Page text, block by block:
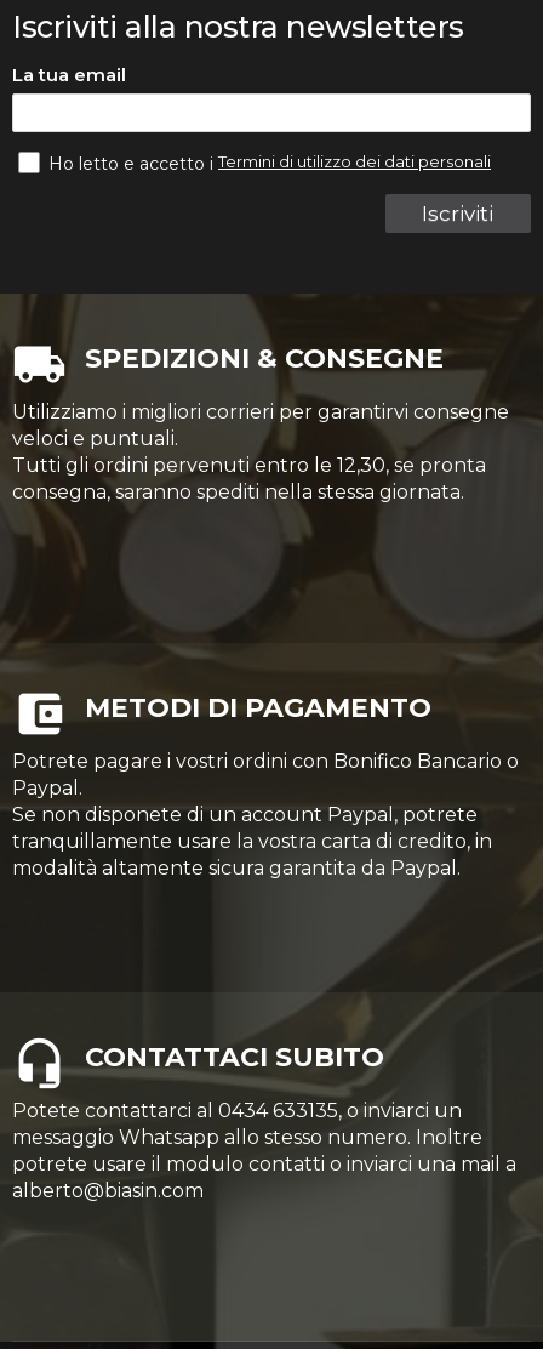
Iscriviti alla nostra newsletters
La tua email
Iscriviti
Ho letto e accetto iTermini di utilizzo dei dati personali
SPEDIZIONI & CONSEGNE
Utilizziamo i migliori corrieri per garantirvi consegne
veloci e puntuali.
Tutti gli ordini pervenuti entro le 12,30, se pronta
consegna, saranno spediti nella stessa giornata.
METODI DI PAGAMENTO
Potrete pagare i vostri ordini con Bonifico Bancario o
Paypal.
Se non disponete di un account Paypal, potrete
tranquillamente usare la vostra carta di credito, in
modalità altamente sicura garantita da Paypal.
CONTATTACI SUBITO
Potete contattarci al 0434 633135, o inviarci un
messaggio Whatsapp allo stesso numero. Inoltre
potrete usare il modulo contatti o inviarci una mail a
alberto@biasin.com